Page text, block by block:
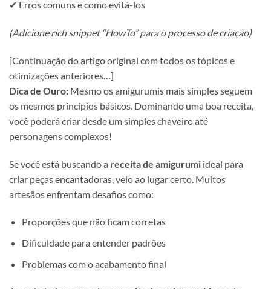
✔ Erros comuns e como evitá-los
(Adicione rich snippet “HowTo” para o processo de criação)
[Continuação do artigo original com todos os tópicos e
otimizações anteriores…]
Dica de Ouro: Mesmo os amigurumis mais simples seguem
os mesmos princípios básicos. Dominando uma boa receita,
você poderá criar desde um simples chaveiro até
personagens complexos!
Se você está buscando a receita de amigurumi ideal para
criar peças encantadoras, veio ao lugar certo. Muitos
artesãos enfrentam desafios como:
Proporções que não ficam corretas
Dificuldade para entender padrões
Problemas com o acabamento final